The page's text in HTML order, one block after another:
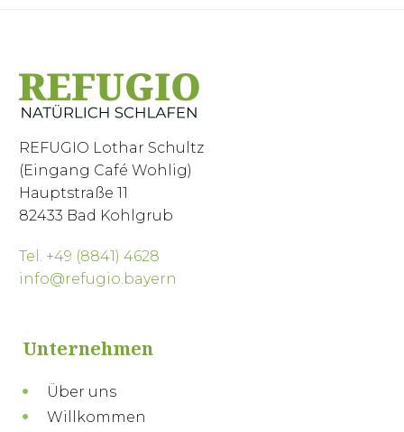
REFUGIO Lothar Schultz
(Eingang Café Wohlig)
Hauptstraße 11
82433 Bad Kohlgrub
Tel. +49 (8841) 4628
info@refugio.bayern
Unternehmen
Über uns
Willkommen